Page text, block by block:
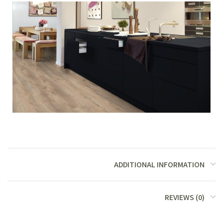
ADDITIONAL INFORMATION
REVIEWS (0)